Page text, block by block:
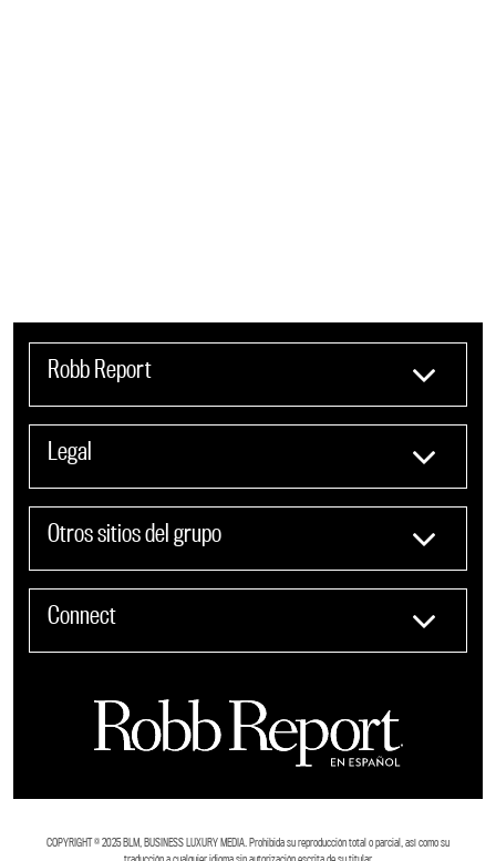
Robb Report
Legal
Otros sitios del grupo
Connect
COPYRIGHT ©️ 2025 BLM, BUSINESS LUXURY MEDIA. Prohibida su reproducción total o parcial, así como su